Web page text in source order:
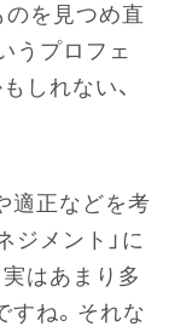
のを見つめ直
うプロフェ
しれない、
適正などを考
ジメント」に
はあまり多
すね。それな